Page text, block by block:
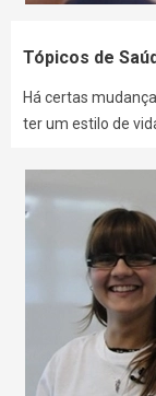
Tópicos de
Há certas
ter um estilo de